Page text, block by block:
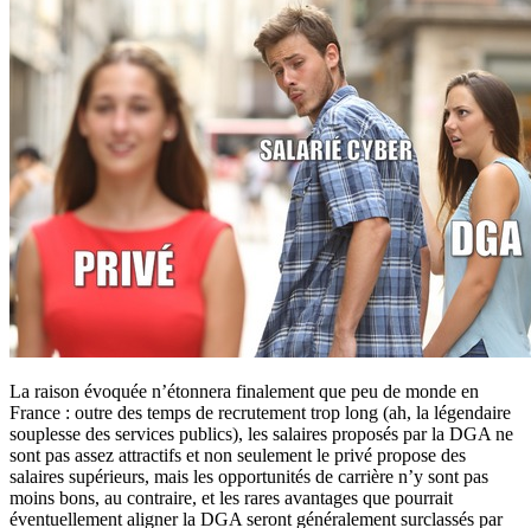
La raison évoquée n’étonnera finalement que peu de monde en
France : outre des temps de recrutement trop long (ah, la légendaire
souplesse des services publics), les salaires proposés par la DGA ne
sont pas assez attractifs et non seulement le privé propose des
salaires supérieurs, mais les opportunités de carrière n’y sont pas
moins bons, au contraire, et les rares avantages que pourrait
éventuellement aligner la DGA seront généralement surclassés par